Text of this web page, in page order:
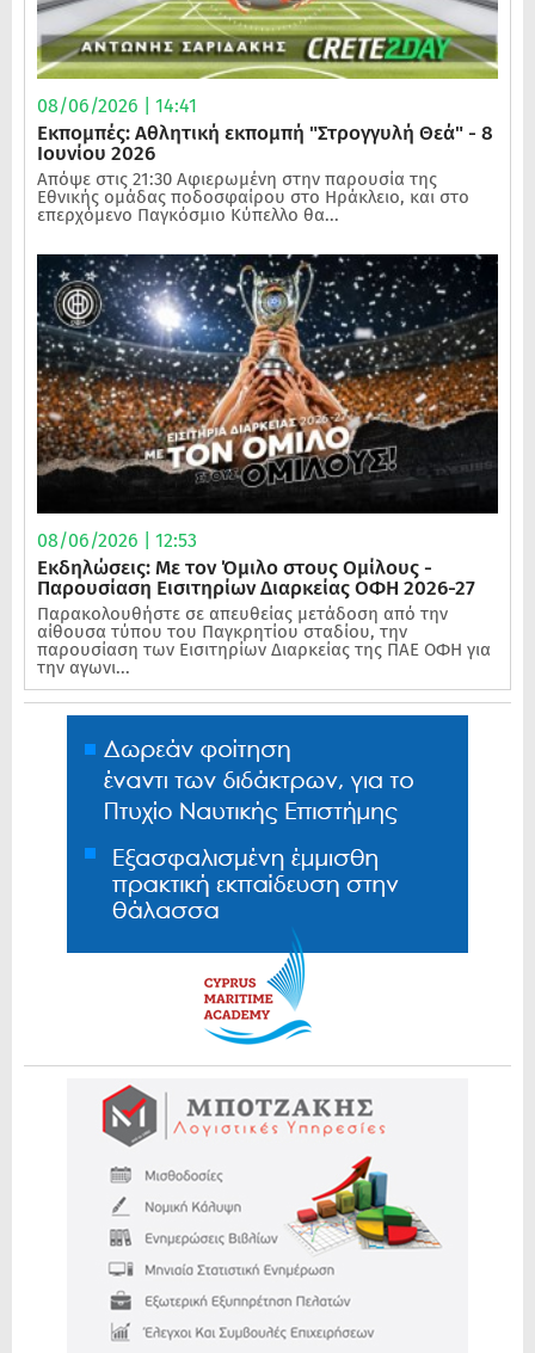
08/06/2026 | 14:41
Εκπομπές: Αθλητική εκπομπή "Στρογγυλή Θεά" - 8
Ιουνίου 2026
Απόψε στις 21:30 Αφιερωμένη στην παρουσία της
Εθνικής ομάδας ποδοσφαίρου στο Ηράκλειο, και στο
επερχόμενο Παγκόσμιο Κύπελλο θα...
08/06/2026 | 12:53
Εκδηλώσεις: Με τον Όμιλο στους Ομίλους -
Παρουσίαση Εισιτηρίων Διαρκείας ΟΦΗ 2026-27
Παρακολουθήστε σε απευθείας μετάδοση από την
αίθουσα τύπου του Παγκρητίου σταδίου, την
παρουσίαση των Εισιτηρίων Διαρκείας της ΠΑΕ ΟΦΗ για
την αγωνι...